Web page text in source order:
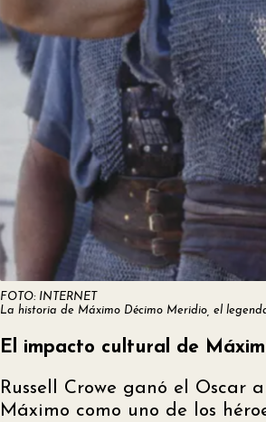
FOTO: INTERNET
La historia de Máximo Décimo Meridio, el
El impacto cultural de
Russell Crowe ganó el Oscar a
Máximo como uno de los